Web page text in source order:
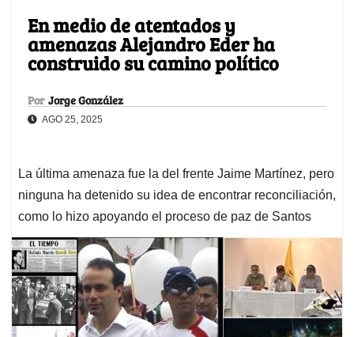
En medio de atentados y
amenazas Alejandro Eder ha
construido su camino político
Por Jorge González
AGO 25, 2025
La última amenaza fue la del frente Jaime Martínez, pero
ninguna ha detenido su idea de encontrar reconciliación,
como lo hizo apoyando el proceso de paz de Santos